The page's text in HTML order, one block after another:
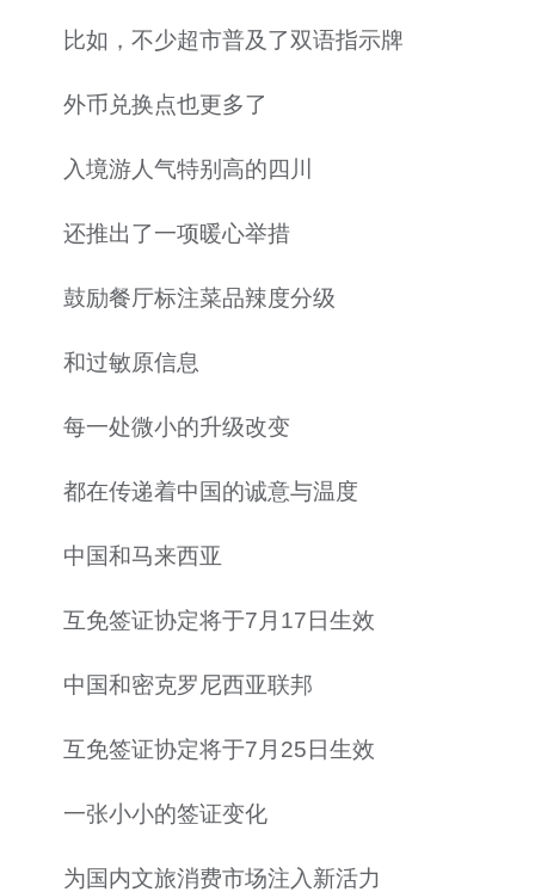
比如，不少超市普及了双语指示牌
外币兑换点也更多了
入境游人气特别高的四川
还推出了一项暖心举措
鼓励餐厅标注菜品辣度分级
和过敏原信息
每一处微小的升级改变
都在传递着中国的诚意与温度
中国和马来西亚
互免签证协定将于7月17日生效
中国和密克罗尼西亚联邦
互免签证协定将于7月25日生效
一张小小的签证变化
为国内文旅消费市场注入新活力